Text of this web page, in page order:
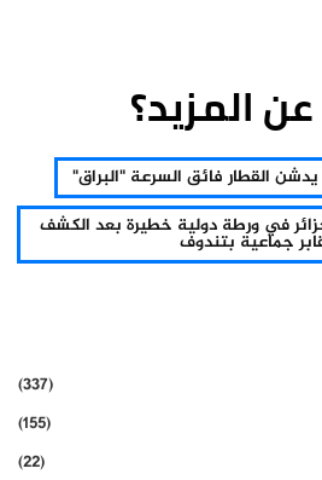
المزيد؟
القطار فائق السرعة "البراق"
في ورطة دولية خطيرة بعد الكشف
جماعية بتندوف
(337)
(155)
(22)